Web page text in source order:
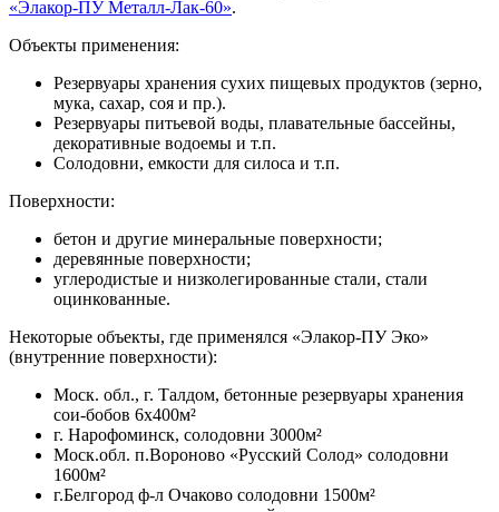
«Элакор-ПУ Металл-Лак-60».
Объекты применения:
Резервуары хранения сухих пищевых продуктов (зерно,
мука, сахар, соя и пр.).
Резервуары питьевой воды, плавательные бассейны,
декоративные водоемы и т.п.
Солодовни, емкости для силоса и т.п.
Поверхности:
бетон и другие минеральные поверхности;
деревянные поверхности;
углеродистые и низколегированные стали, стали
оцинкованные.
Некоторые объекты, где применялся «Элакор-ПУ Эко»
(внутренние поверхности):
Моск. обл., г. Талдом, бетонные резервуары хранения
сои-бобов 6х400м²
г. Нарофоминск, солодовни 3000м²
Моск.обл. п.Вороново «Русский Солод» солодовни
1600м²
г.Белгород ф-л Очаково солодовни 1500м²